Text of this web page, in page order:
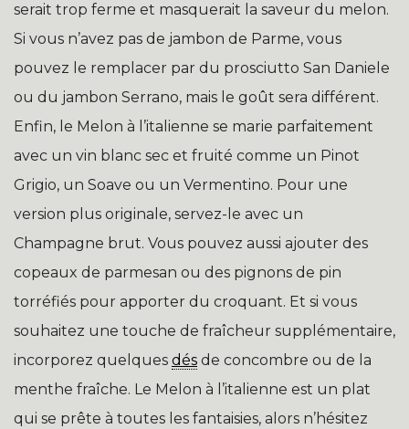
serait trop ferme et masquerait la saveur du melon.
Si vous n’avez pas de jambon de Parme, vous
pouvez le remplacer par du prosciutto San Daniele
ou du jambon Serrano, mais le goût sera différent.
Enfin, le Melon à l’italienne se marie parfaitement
avec un vin blanc sec et fruité comme un Pinot
Grigio, un Soave ou un Vermentino. Pour une
version plus originale, servez-le avec un
Champagne brut. Vous pouvez aussi ajouter des
copeaux de parmesan ou des pignons de pin
torréfiés pour apporter du croquant. Et si vous
souhaitez une touche de fraîcheur supplémentaire,
incorporez quelques dés de concombre ou de la
menthe fraîche. Le Melon à l’italienne est un plat
qui se prête à toutes les fantaisies, alors n’hésitez